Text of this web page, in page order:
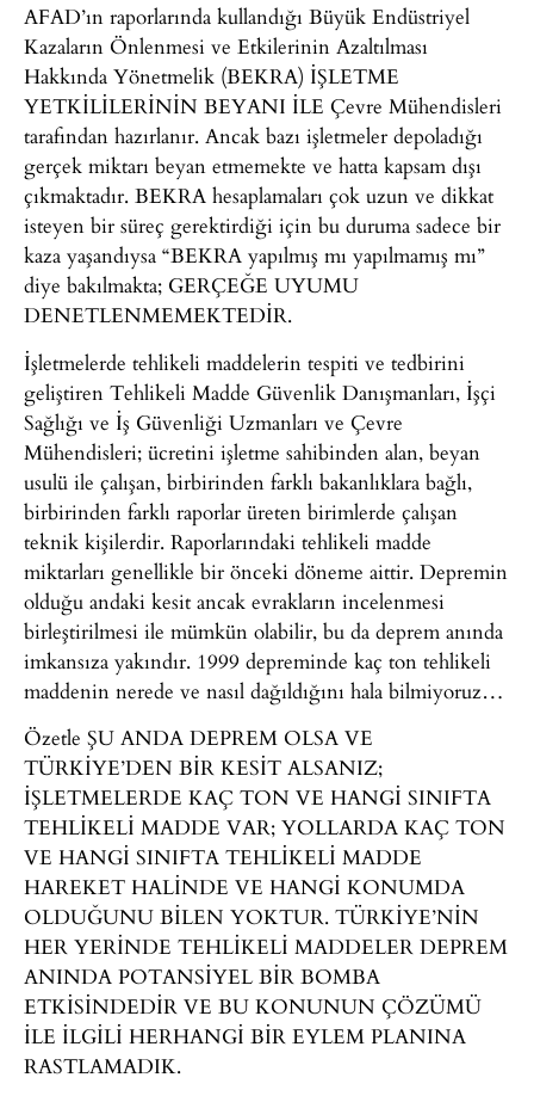
AFAD’ın raporlarında kullandığı Büyük Endüstriyel
Kazaların Önlenmesi ve Etkilerinin Azaltılması
Hakkında Yönetmelik (BEKRA) İŞLETME
YETKİLİLERİNİN BEYANI İLE Çevre Mühendisleri
tarafından hazırlanır. Ancak bazı işletmeler depoladığı
gerçek miktarı beyan etmemekte ve hatta kapsam dışı
çıkmaktadır. BEKRA hesaplamaları çok uzun ve dikkat
isteyen bir süreç gerektirdiği için bu duruma sadece bir
kaza yaşandıysa “BEKRA yapılmış mı yapılmamış mı”
diye bakılmakta; GERÇEĞE UYUMU
DENETLENMEMEKTEDİR.
İşletmelerde tehlikeli maddelerin tespiti ve tedbirini
geliştiren Tehlikeli Madde Güvenlik Danışmanları, İşçi
Sağlığı ve İş Güvenliği Uzmanları ve Çevre
Mühendisleri; ücretini işletme sahibinden alan, beyan
usulü ile çalışan, birbirinden farklı bakanlıklara bağlı,
birbirinden farklı raporlar üreten birimlerde çalışan
teknik kişilerdir. Raporlarındaki tehlikeli madde
miktarları genellikle bir önceki döneme aittir. Depremin
olduğu andaki kesit ancak evrakların incelenmesi
birleştirilmesi ile mümkün olabilir, bu da deprem anında
imkansıza yakındır. 1999 depreminde kaç ton tehlikeli
maddenin nerede ve nasıl dağıldığını hala bilmiyoruz…
Özetle ŞU ANDA DEPREM OLSA VE
TÜRKİYE’DEN BİR KESİT ALSANIZ;
İŞLETMELERDE KAÇ TON VE HANGİ SINIFTA
TEHLİKELİ MADDE VAR; YOLLARDA KAÇ TON
VE HANGİ SINIFTA TEHLİKELİ MADDE
HAREKET HALİNDE VE HANGİ KONUMDA
OLDUĞUNU BİLEN YOKTUR. TÜRKİYE’NİN
HER YERİNDE TEHLİKELİ MADDELER DEPREM
ANINDA POTANSİYEL BİR BOMBA
ETKİSİNDEDİR VE BU KONUNUN ÇÖZÜMÜ
İLE İLGİLİ HERHANGİ BİR EYLEM PLANINA
RASTLAMADIK.